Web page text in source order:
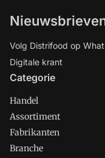
Volg Distrifood op
Digitale krant
Categorie
Handel
Assortiment
Fabrikanten
Branche